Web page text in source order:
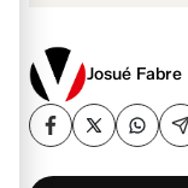
Josué Fabre